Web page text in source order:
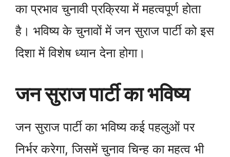
का प्रभाव चुनावी प्रक्रिया में महत्वपूर्ण होता
है। भविष्य के चुनावों में जन सुराज पार्टी को इस
दिशा में विशेष ध्यान देना होगा।
जन सुराज पार्टी का भविष्य
जन सुराज पार्टी का भविष्य कई पहलुओं पर
निर्भर करेगा, जिसमें चुनाव चिन्ह का महत्व भी